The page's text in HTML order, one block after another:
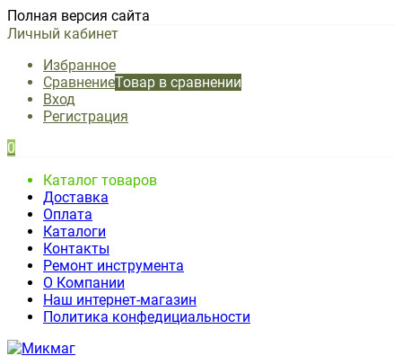
Полная версия сайта
Личный кабинет
Избранное
СравнениеТовар в сравнении
Вход
Регистрация
0
Каталог товаров
Доставка
Оплата
Каталоги
Контакты
Ремонт инструмента
О Компании
Наш интернет-магазин
Политика конфедициальности